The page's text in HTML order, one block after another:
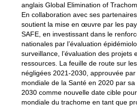
anglais Global Elimination of
En collaboration avec ses partenaires
soutient la mise en œuvre par les
SAFE, en investissant dans le
nationales par l’évaluation
surveillance, l’évaluation des projets
ressources. La feuille de route sur
négligées 2021-2030, approuvée par
mondiale de la Santé en 2020 par
2030 comme nouvelle date cible pour
mondiale du trachome en tant que